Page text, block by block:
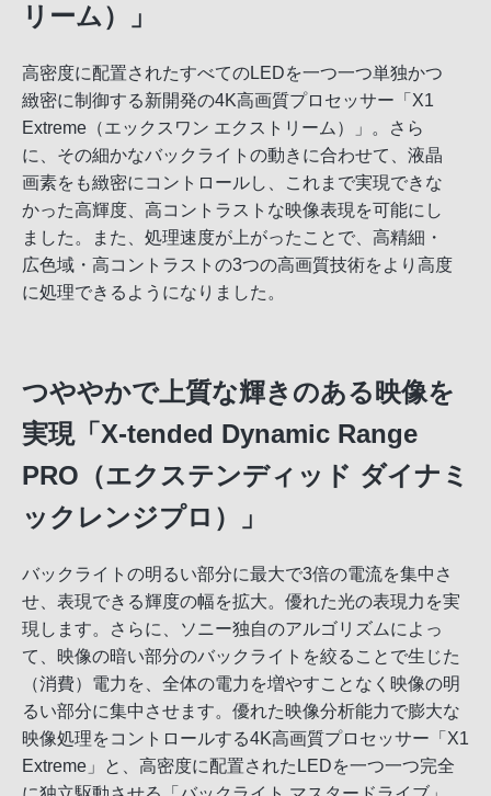
リーム）」
高密度に配置されたすべてのLEDを一つ一つ単独かつ
緻密に制御する新開発の4K高画質プロセッサー「X1
Extreme（エックスワン エクストリーム）」。さら
に、その細かなバックライトの動きに合わせて、液晶
画素をも緻密にコントロールし、これまで実現できな
かった高輝度、高コントラストな映像表現を可能にし
ました。また、処理速度が上がったことで、高精細・
広色域・高コントラストの3つの高画質技術をより高度
に処理できるようになりました。
つややかで上質な輝きのある映像を
実現「X-tended Dynamic Range
PRO（エクステンディッド ダイナミ
ックレンジプロ）」
バックライトの明るい部分に最大で3倍の電流を集中さ
せ、表現できる輝度の幅を拡大。優れた光の表現力を実
現します。さらに、ソニー独自のアルゴリズムによっ
て、映像の暗い部分のバックライトを絞ることで生じた
（消費）電力を、全体の電力を増やすことなく映像の明
るい部分に集中させます。優れた映像分析能力で膨大な
映像処理をコントロールする4K高画質プロセッサー「X1
Extreme」と、高密度に配置されたLEDを一つ一つ完全